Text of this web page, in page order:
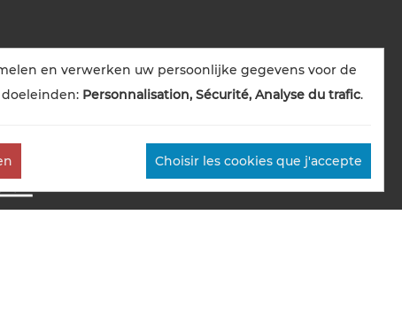
en verwerken uw persoonlijke gegevens voor de
Personnalisation, Sécurité, Analyse du trafic.
Choisir les cookies que j'accepte